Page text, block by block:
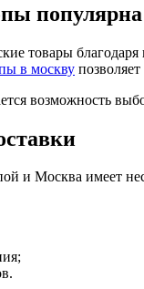
популярна
товары
в москву
возможность
и Москва имеет